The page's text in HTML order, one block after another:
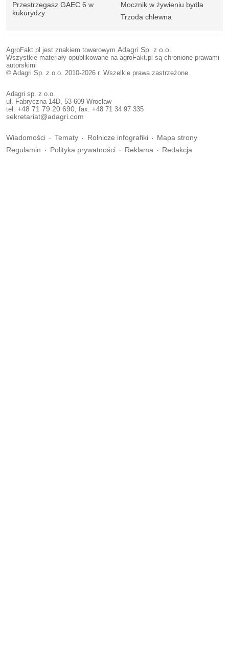
Przestrzegasz GAEC 6 w
kukurydzy
Mocznik w żywieniu bydła
Trzoda chlewna
AgroFakt.pl jest znakiem towarowym Adagri Sp. z o.o.
Wszystkie materiały opublikowane na agroFakt.pl są chronione prawami
autorskimi
© Adagri Sp. z o.o. 2010-2026 r. Wszelkie prawa zastrzeżone.
Adagri sp. z o.o.
ul. Fabryczna 14D, 53-609 Wrocław
tel. +48 71 79 20 690 , fax. +48 71 34 97 335
sekretariat@adagri.com
Wiadomości Tematy Rolnicze infografiki
Mapa strony
Regulamin
Polityka prywatności Reklama Redakcja